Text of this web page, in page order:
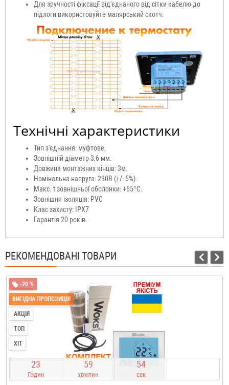
Для зручності фіксації від'єднаного від сітки кабелю до
підлоги використовуйте малярський скотч.
Технічні характеристики
Тип з'єднання: муфтове.
Зовнішній діаметр 3,6 мм.
Довжина монтажних кінців: 3м.
Номінальна напруга: 230В (+/- 5%).
Макс. t зовнішньої оболонки: +65°С.
Зовнішня ізоляція: PVC
Клас захисту: IPX7
Гарантія 20 років.
РЕКОМЕНДОВАНІ ТОВАРИ
-20 %
ВИГІДНА ПРОПОЗИЦІЯ
АКЦІЯ
ТОП
ХІТ
23
Годин
59
хвилин
53
сек